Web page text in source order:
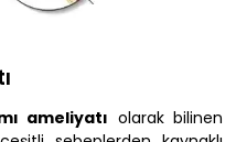
ameliyatı olarak bilinen